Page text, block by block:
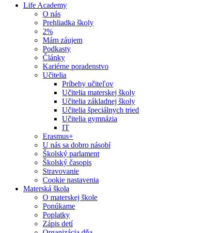
Life Academy
O nás
Prehliadka školy
2%
Mám záujem
Podkasty
Články
Kariérne poradenstvo
Učitelia
Príbehy učiteľov
Učitelia materskej školy
Učitelia základnej školy
Učitelia špeciálnych tried
Učitelia gymnázia
IT
Erasmus+
U nás sa dobro násobí
Školský parlament
Školský časopis
Stravovanie
Cookie nastavenia
Materská škola
O materskej škole
Ponúkame
Poplatky
Zápis detí